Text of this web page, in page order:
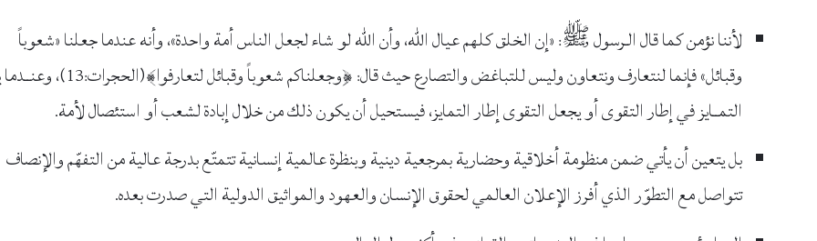
لأننا نؤمن كما قال الـرسول ﷺ: «إن الخلق كلهم عيال الله، وأن الله لو شاء لجعل الناس أمة واحدة»، وأنه عندما جعلنا «شعوباً
وقبائل» فإنما لنتعارف ونتعاون وليس للتباغض والتصارع حيث قال: ﴿وجعلناكم شعوباً
التمــايز في إطار التقوى أو يجعل التقوى إطار التمايز، فيستحيل أن يكون ذلك من خلال إبادة لشعب أو استئصال لأمة.
بل يتعين أن يأتي ضمن منظومة أخلاقية وحضارية بمرجعية دينية وبنظرة عالمية إنسانية تتمتّع بدرجة عالية من التفهّم والإنصاف
تتواصل مع التطوّر الذي أفرز الإعلان العالمي لحقوق الإنسان والعهود والمواثيق الدولية التي صدرت بعده.